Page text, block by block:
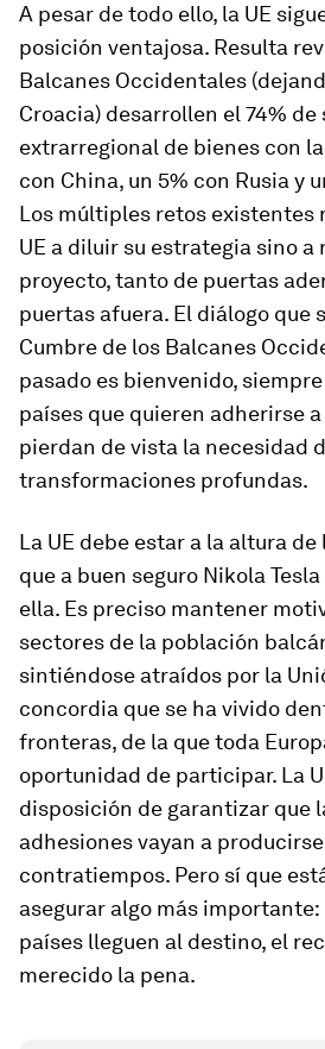
A pesar de todo ello, la UE
posición ventajosa. Resulta
Balcanes Occidentales
Croacia) desarrollen el 74%
extrarregional de bienes con la
con China, un 5% con Rusia y
Los múltiples retos existentes
UE a diluir su estrategia sino a
proyecto, tanto de puertas
puertas afuera. El diálogo que
Cumbre de los Balcanes
pasado es bienvenido,
países que quieren adherirse
pierdan de vista la necesidad
transformaciones profundas.
La UE debe estar a la altura
que a buen seguro Nikola
ella. Es preciso mantener
sectores de la población
sintiéndose atraídos por la
concordia que se ha vivido
fronteras, de la que toda
oportunidad de participar. La
disposición de garantizar que
adhesiones vayan a
contratiempos. Pero sí que
asegurar algo más importante:
países lleguen al destino, el
merecido la pena.